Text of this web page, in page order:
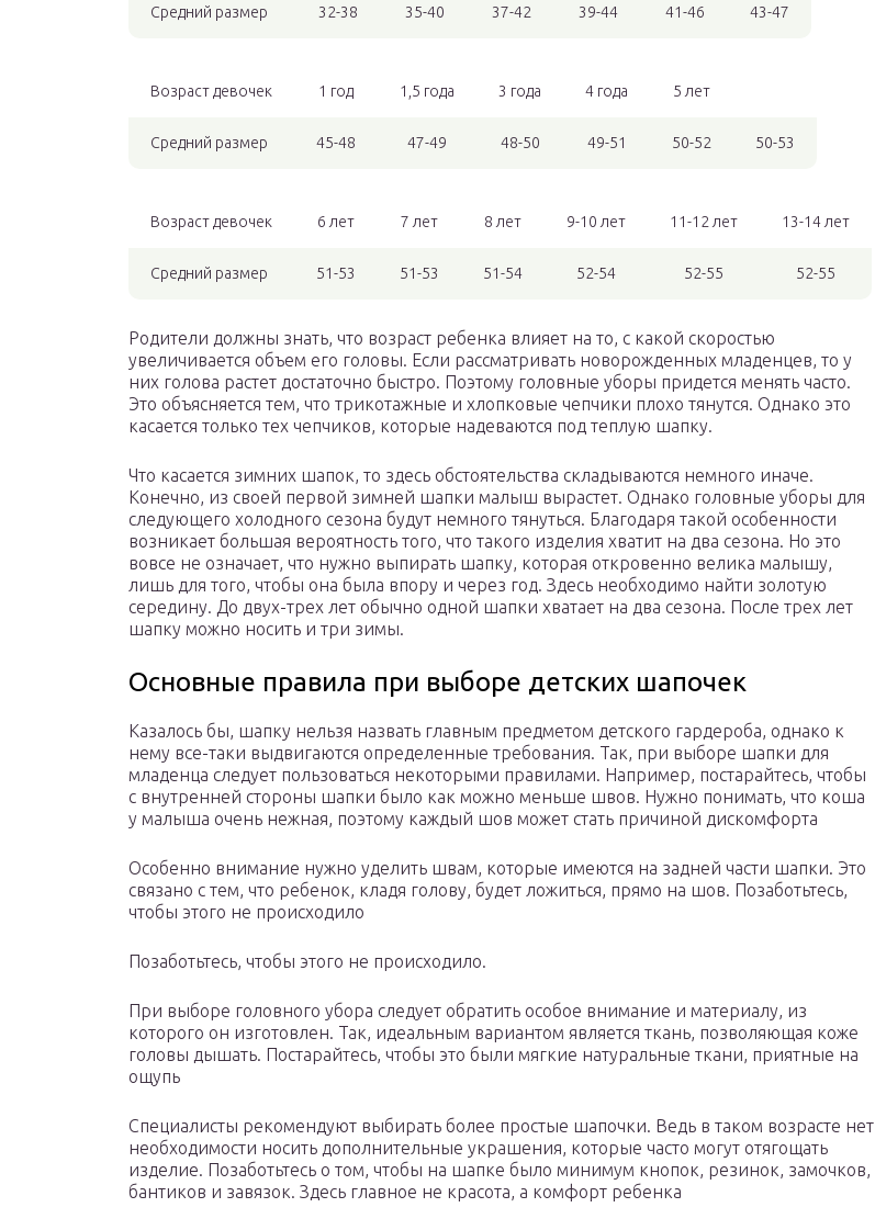
Средний размер 32-38 35-40 37-42 39-44 41-46 43-47
Возраст девочек 1 год 1,5 года 3 года 4 года 5 лет
Средний размер 45-48 47-49 48-50 49-51 50-52 50-53
Возраст девочек 6 лет 7 лет 8 лет 9-10 лет 11-12 лет 13-14 лет
Средний размер 51-53 51-53 51-54 52-54 52-55 52-55
Родители должны знать, что возраст ребенка влияет на то, с какой скоростью
увеличивается объем его головы. Если рассматривать новорожденных младенцев, то у
них голова растет достаточно быстро. Поэтому головные уборы придется менять часто.
Это объясняется тем, что трикотажные и хлопковые чепчики плохо тянутся. Однако это
касается только тех чепчиков, которые надеваются под теплую шапку.
Что касается зимних шапок, то здесь обстоятельства складываются немного иначе.
Конечно, из своей первой зимней шапки малыш вырастет. Однако головные уборы для
следующего холодного сезона будут немного тянуться. Благодаря такой особенности
возникает большая вероятность того, что такого изделия хватит на два сезона. Но это
вовсе не означает, что нужно выпирать шапку, которая откровенно велика малышу,
лишь для того, чтобы она была впору и через год. Здесь необходимо найти золотую
середину. До двух-трех лет обычно одной шапки хватает на два сезона. После трех лет
шапку можно носить и три зимы.
Основные правила при выборе детских шапочек
Казалось бы, шапку нельзя назвать главным предметом детского гардероба, однако к
нему все-таки выдвигаются определенные требования. Так, при выборе шапки для
младенца следует пользоваться некоторыми правилами. Например, постарайтесь, чтобы
с внутренней стороны шапки было как можно меньше швов. Нужно понимать, что коша
у малыша очень нежная, поэтому каждый шов может стать причиной дискомфорта
Особенно внимание нужно уделить швам, которые имеются на задней части шапки. Это
связано с тем, что ребенок, кладя голову, будет ложиться, прямо на шов. Позаботьтесь,
чтобы этого не происходило
Позаботьтесь, чтобы этого не происходило.
При выборе головного убора следует обратить особое внимание и материалу, из
которого он изготовлен. Так, идеальным вариантом является ткань, позволяющая коже
головы дышать. Постарайтесь, чтобы это были мягкие натуральные ткани, приятные на
ощупь
Специалисты рекомендуют выбирать более простые шапочки. Ведь в таком возрасте нет
необходимости носить дополнительные украшения, которые часто могут отягощать
изделие. Позаботьтесь о том, чтобы на шапке было минимум кнопок, резинок, замочков,
бантиков и завязок. Здесь главное не красота, а комфорт ребенка